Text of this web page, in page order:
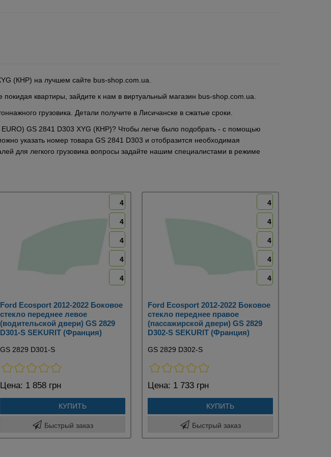
(КНР) на лучшем сайте bus-shop.com.ua.
квартиры, зайдите к нам в виртуальный магазин bus-shop.com.ua.
грузовика. Детали получите в Лисичанске в сжатые сроки.
EURO) GS 2841 D303 XYG (КНР)? Чтобы легче было подобрать - с помощью
указать номер товара GS 2841 D303 и отобразится необходимая
для легкого грузовика вопросы задайте нашим специалистами в режиме
4
4
4
4
4
Ford Ecosport 2012-2022 Боковое
стекло переднее левое
(водительской двери) GS 2829
D301-S SEKURIT (Франция)
GS 2829 D301-S
Цена: 1 858 грн
КУПИТЬ
Быстрый заказ
4
4
4
4
4
Ford Ecosport 2012-2022 Боковое
стекло переднее правое
(пассажирской двери) GS 2829
D302-S SEKURIT (Франция)
GS 2829 D302-S
Цена: 1 733 грн
КУПИТЬ
Быстрый заказ